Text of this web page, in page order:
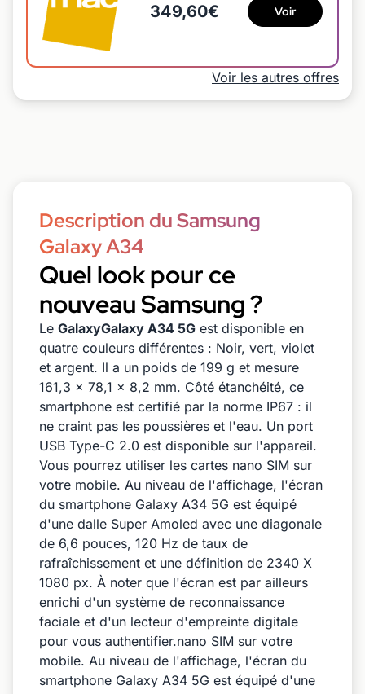
349,60€ Voir
Voir les autres offres
Description du Samsung
Galaxy A34
Quel look pour ce
nouveau Samsung ?
Le GalaxyGalaxy A34 5G est disponible en
quatre couleurs différentes : Noir, vert, violet
et argent. Il a un poids de 199 g et mesure
161,3 x 78,1 x 8,2 mm. Côté étanchéité, ce
smartphone est certifié par la norme IP67 : il
ne craint pas les poussières et l'eau. Un port
USB Type-C 2.0 est disponible sur l'appareil.
Vous pourrez utiliser les cartes nano SIM sur
votre mobile. Au niveau de l'affichage, l'écran
du smartphone Galaxy A34 5G est équipé
d'une dalle Super Amoled avec une diagonale
de 6,6 pouces, 120 Hz de taux de
rafraîchissement et une définition de 2340 X
1080 px. À noter que l'écran est par ailleurs
enrichi d'un système de reconnaissance
faciale et d'un lecteur d'empreinte digitale
pour vous authentifier.nano SIM sur votre
mobile. Au niveau de l'affichage, l'écran du
smartphone Galaxy A34 5G est équipé d'une